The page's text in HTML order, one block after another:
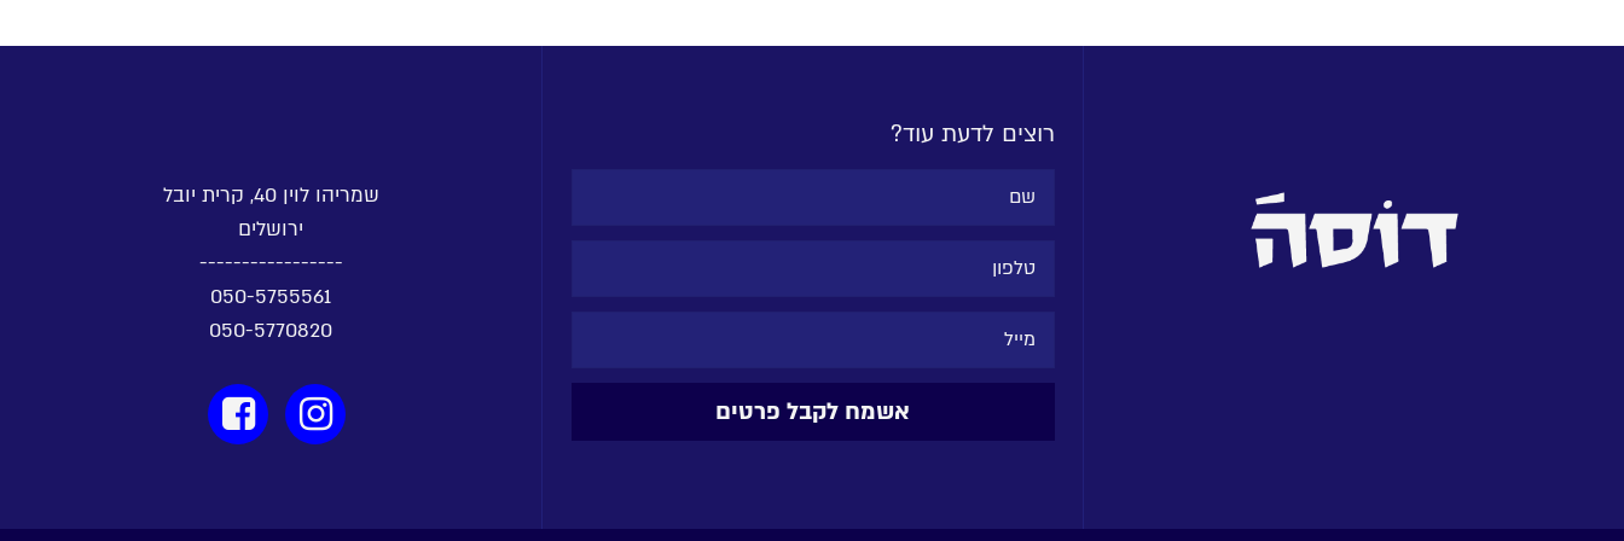
רוצים לדעת עוד?
שמריהו לוין 40, קרית יובל
ירושלים
-----------------
050-5755561
050-5770820